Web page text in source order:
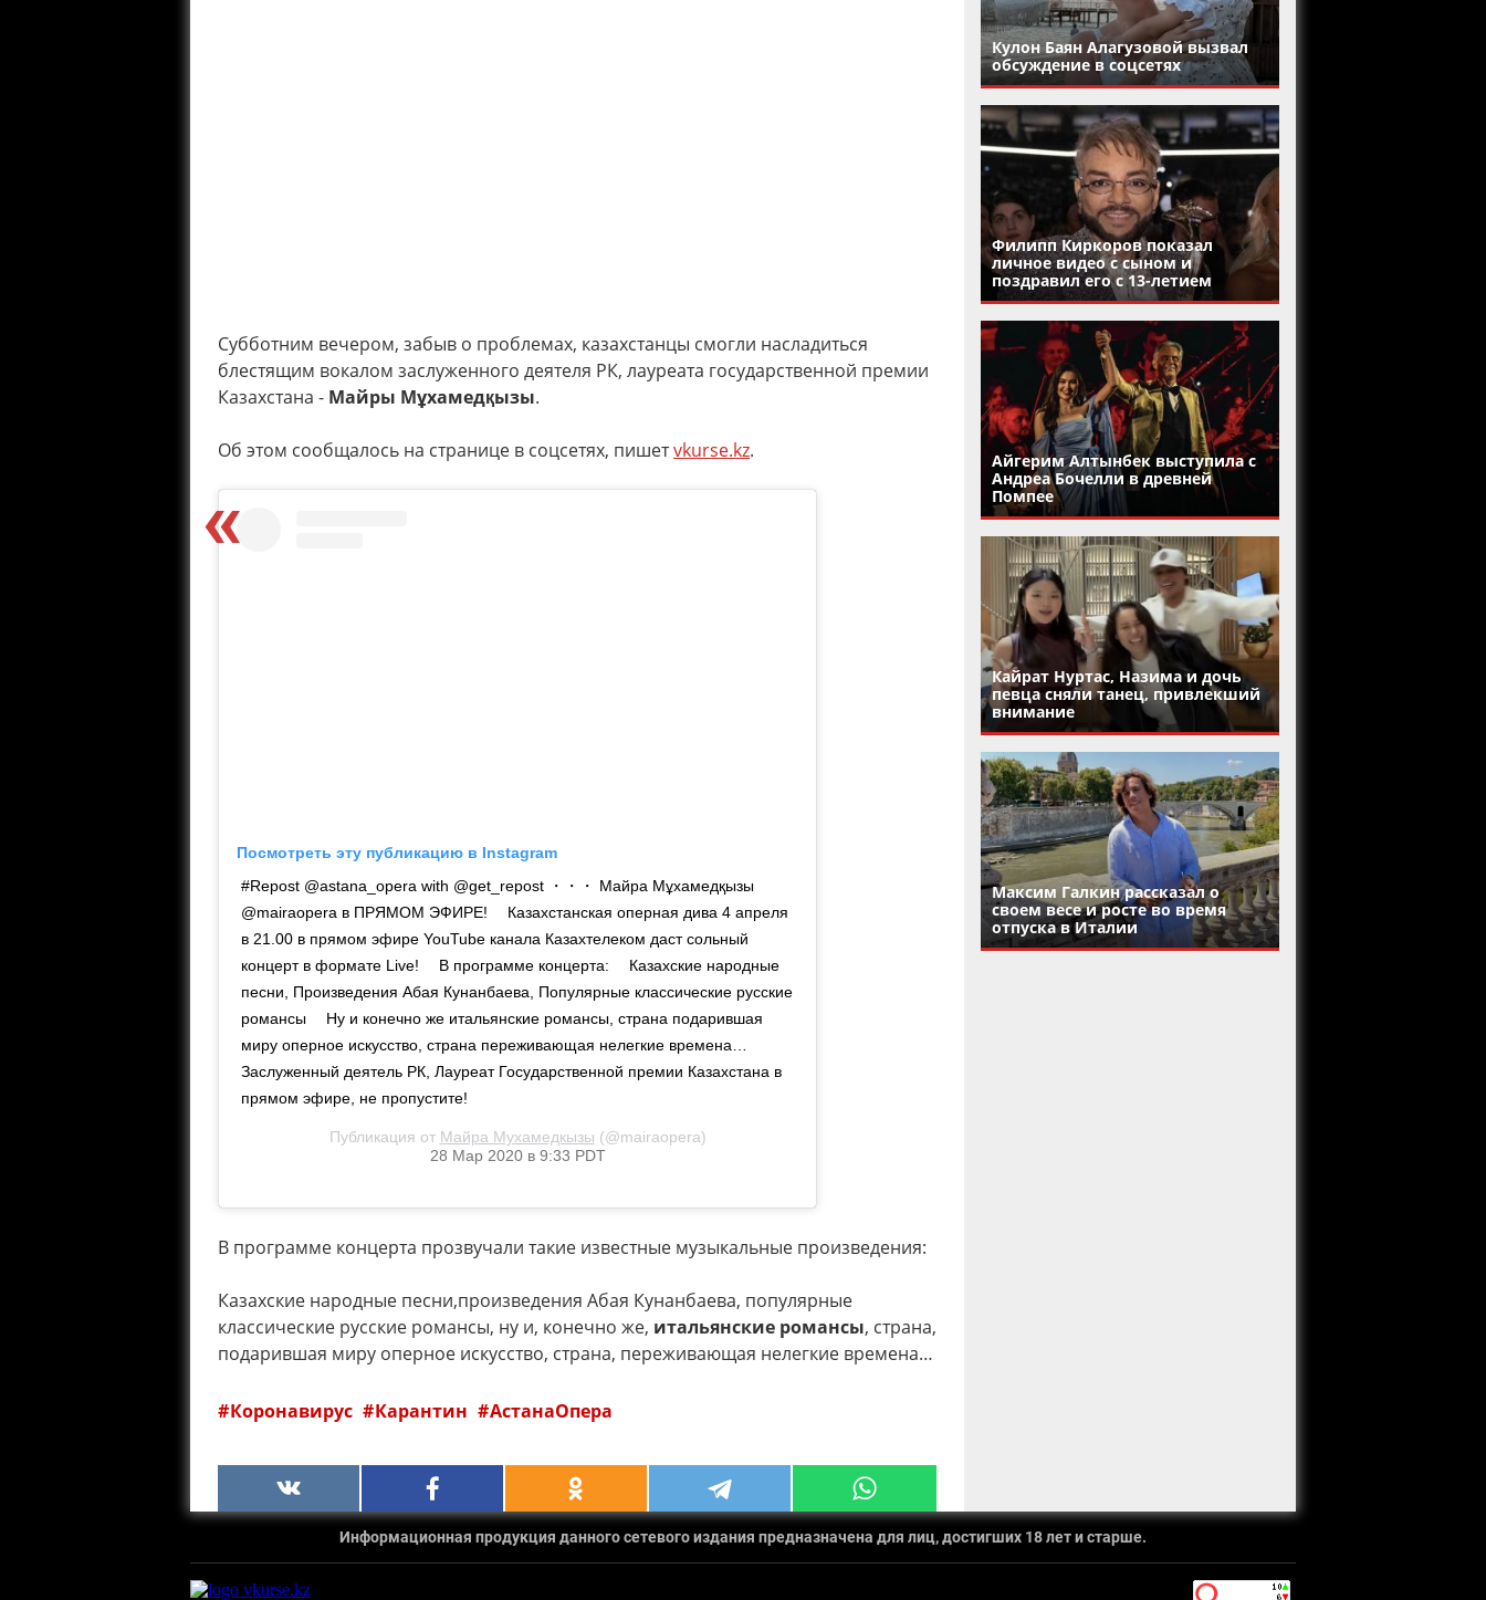
Субботним вечером, забыв о проблемах, казахстанцы смогли насладиться
блестящим вокалом заслуженного деятеля РК, лауреата государственной премии
Казахстана - Майры Мұхамедқызы.
Об этом сообщалось на странице в соцсетях, пишетvkurse.kz.
Посмотреть эту публикацию в Instagram
#Repost @astana_opera with @get_repost ・・・ Майра Мұхамедқызы
@mairaopera в ПРЯМОМ ЭФИРЕ! ⠀ Казахстанская оперная дива 4 апреля
в 21.00 в прямом эфире YouTube канала Казахтелеком даст сольный
концерт в формате Live! ⠀ В программе концерта: ⠀ Казахские народные
песни, Произведения Абая Кунанбаева, Популярные классические русские
романсы ⠀ Ну и конечно же итальянские романсы, страна подарившая
миру оперное искусство, страна переживающая нелегкие времена… ⠀
Заслуженный деятель РК, Лауреат Государственной премии Казахстана в
прямом эфире, не пропустите!
Публикация от Майра Мухамедкызы (@mairaopera)
28 Мар 2020 в 9:33 PDT
В программе концерта прозвучали такие известные музыкальные произведения:
Казахские народные песни,произведения Абая Кунанбаева, популярные
классические русские романсы, ну и, конечно же, итальянские романсы, страна,
подарившая миру оперное искусство, страна, переживающая нелегкие времена…
Коронавирус Карантин АстанаОпера
Кулон Баян Алагузовой вызвал
обсуждение в соцсетях
Филипп Киркоров показал
личное видео с сыном и
поздравил его с 13-летием
Айгерим Алтынбек выступила с
Андреа Бочелли в древней
Помпее
Кайрат Нуртас, Назима и дочь
певца сняли танец, привлекший
внимание
Максим Галкин рассказал о
своем весе и росте во время
отпуска в Италии
Информационная продукция данного сетевого издания предназначена для лиц, достигших 18 лет и старше.